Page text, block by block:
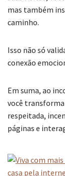
mas também
caminho.
Isso não só
conexão
Em suma, ao
você
respeitada,
páginas e